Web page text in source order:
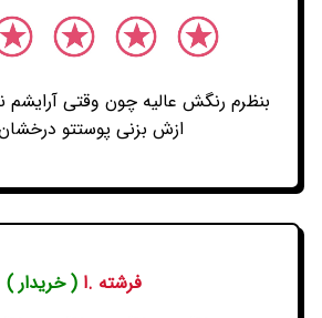
بنظرم رنگش عالیه چون وقتی آرایشم
ازش بزنی پوستتو
فرشته .ا ( خریدار )